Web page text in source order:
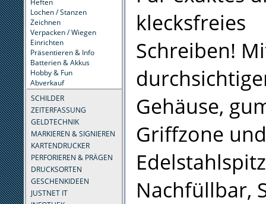
Heften
Lochen / Stanzen
Zeichnen
Verpacken / Wiegen
Einrichten
Präsentieren & Info
Batterien & Akkus
Hobby & Fun
Abverkauf
SCHILDER
ZEITERFASSUNG
GELDTECHNIK
MARKIEREN & SIGNIEREN
KARTENDRUCKER
PERFORIEREN & PRÄGEN
DRUCKSORTEN
GESCHENKIDEEN
JUSTNET IT
klecksfreies
Schreiben!
Gehäuse,
Griffzone und
Nachfüllbar,